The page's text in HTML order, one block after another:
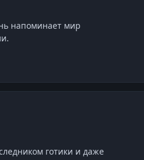
напоминает мир
готики и даже